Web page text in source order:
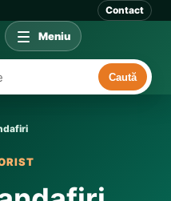
Contact
Caută
Meniu